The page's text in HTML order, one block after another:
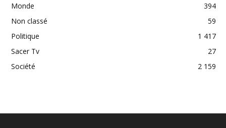
Monde
394
Non classé
59
Politique
1 417
Sacer Tv
27
Société
2 159